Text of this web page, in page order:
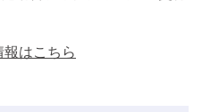
はこちら